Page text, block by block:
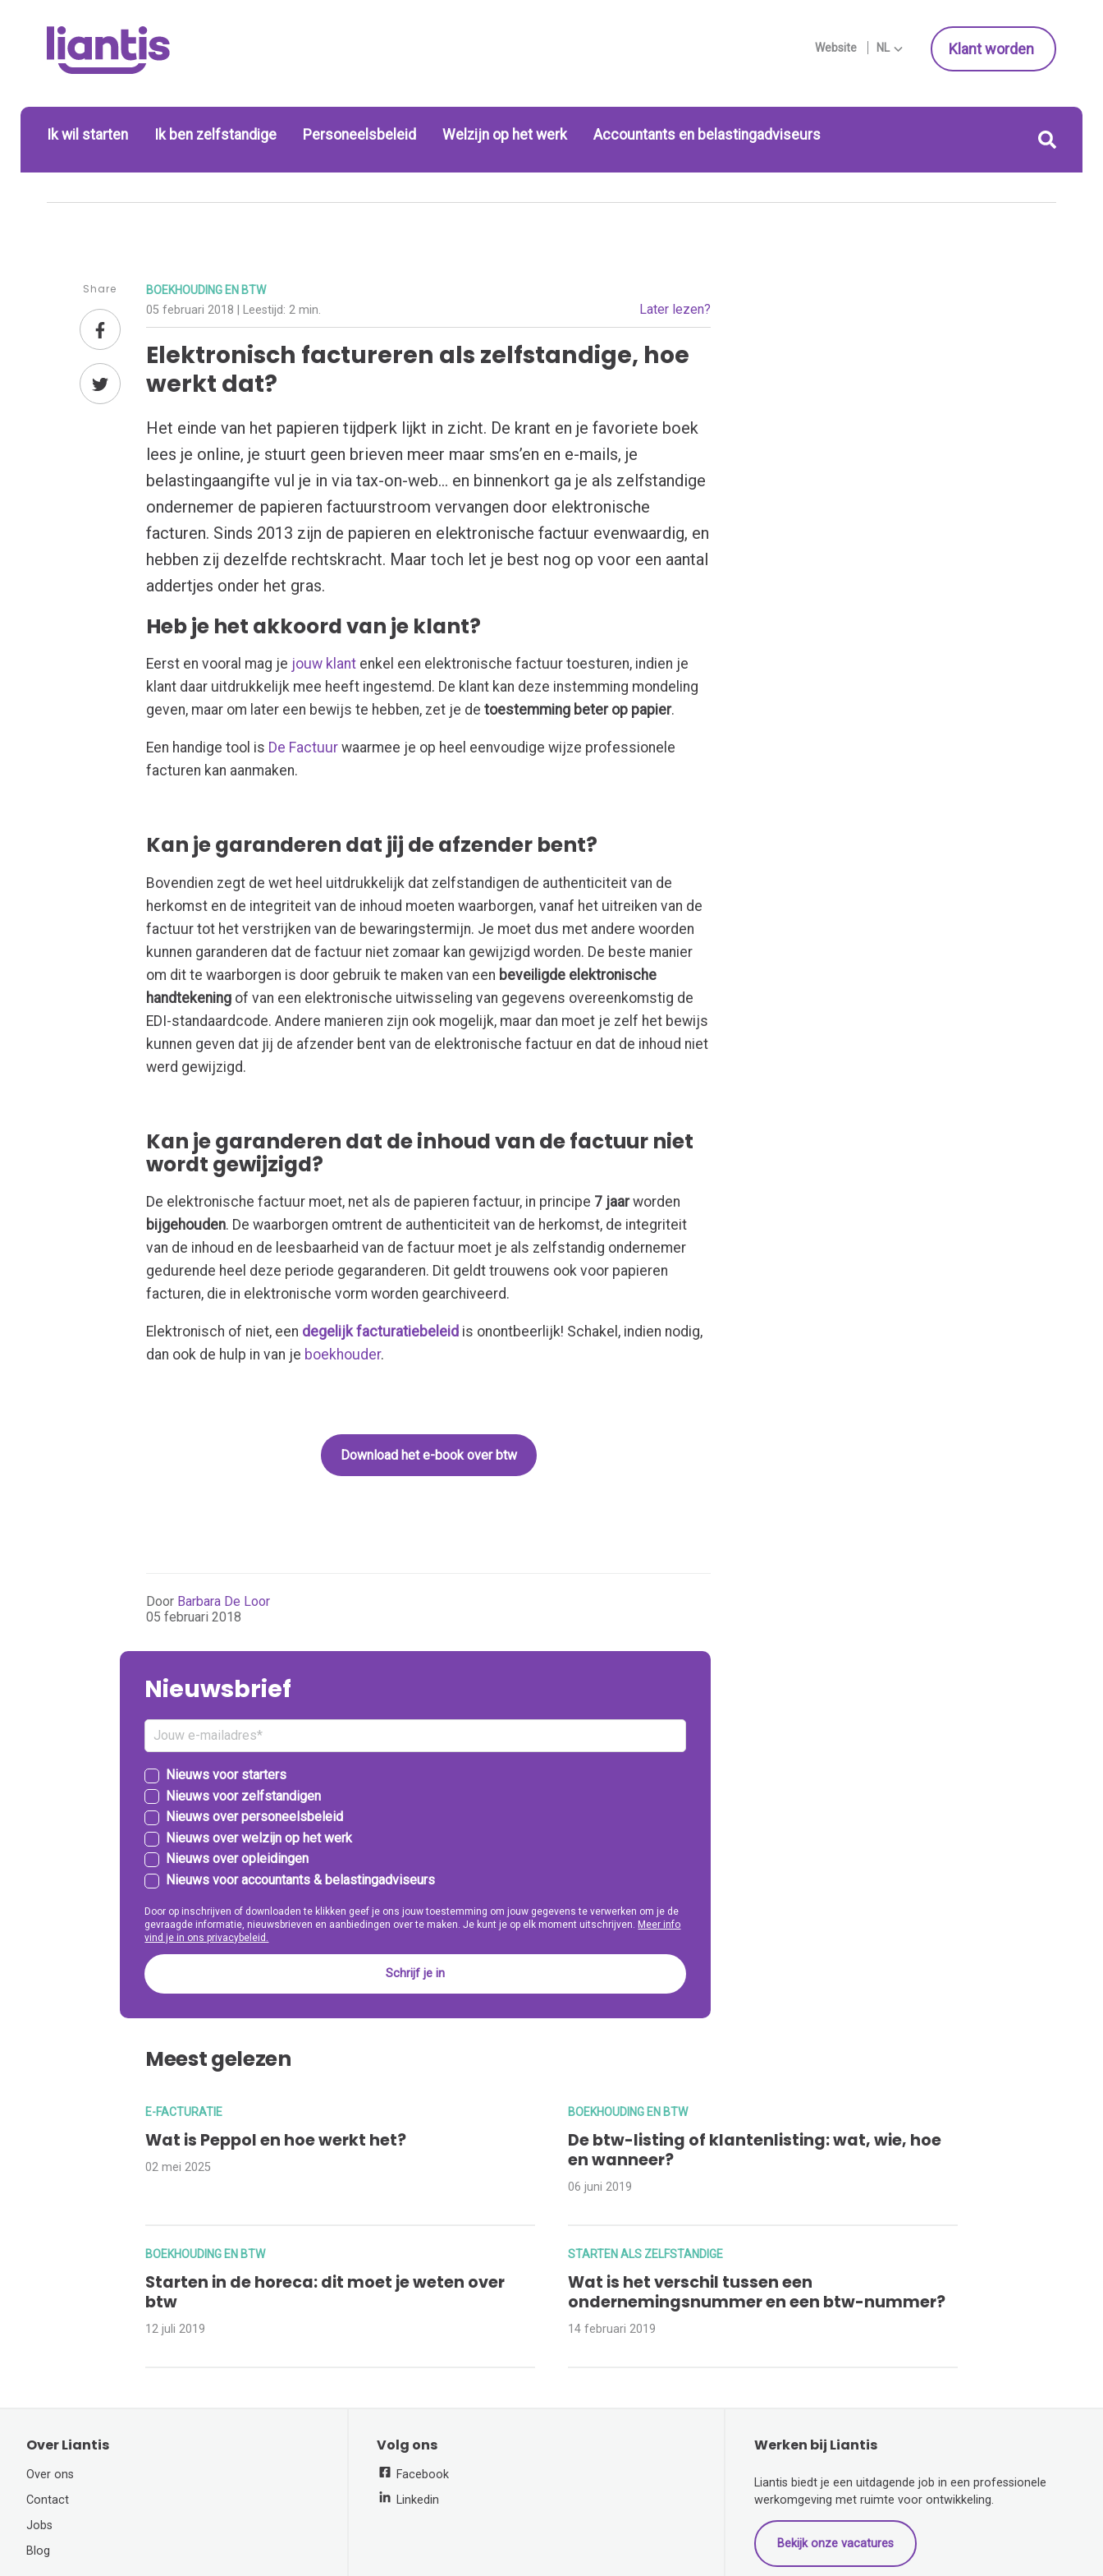
Website NL Klant worden
Ik wil starten Ik ben zelfstandige Personeelsbeleid Welzijn op het werk Accountants en belastingadviseurs
Share BOEKHOUDING EN BTW
05 februari 2018 | Leestijd:2 min. Later lezen?
Elektronisch factureren als zelfstandige, hoe
werkt dat?
Het einde van het papieren tijdperk lijkt in zicht. De krant en je favoriete boek
lees je online, je stuurt geen brieven meer maar sms’en en e-mails, je
belastingaangifte vul je in via tax-on-web… en binnenkort ga je als zelfstandige
ondernemer de papieren factuurstroom vervangen door elektronische
facturen. Sinds 2013 zijn de papieren en elektronische factuur evenwaardig, en
hebben zij dezelfde rechtskracht. Maar toch let je best nog op voor een aantal
addertjes onder het gras.
Heb je het akkoord van je klant?
Eerst en vooral mag je jouw klant enkel een elektronische factuur toesturen, indien je
klant daar uitdrukkelijk mee heeft ingestemd. De klant kan deze instemming mondeling
geven, maar om later een bewijs te hebben, zet je detoestemming beter op papier.
Een handige tool is De Factuur waarmee je op heel eenvoudige wijze professionele
facturen kan aanmaken.
Kan je garanderen dat jij de afzender bent?
Bovendien zegt de wet heel uitdrukkelijk dat zelfstandigen de authenticiteit van de
herkomst en de integriteit van de inhoud moeten waarborgen, vanaf het uitreiken van de
factuur tot het verstrijken van de bewaringstermijn. Je moet dus met andere woorden
kunnen garanderen dat de factuur niet zomaar kan gewijzigd worden. De beste manier
om dit te waarborgen is door gebruik te maken van een beveiligde elektronische
handtekening of van een elektronische uitwisseling van gegevens overeenkomstig de
EDI-standaardcode. Andere manieren zijn ook mogelijk, maar dan moet je zelf het bewijs
kunnen geven dat jij de afzender bent van de elektronische factuur en dat de inhoud niet
werd gewijzigd.
Kan je garanderen dat de inhoud van de factuur niet
wordt gewijzigd?
De elektronische factuur moet, net als de papieren factuur, in principe 7 jaarworden
bijgehouden. De waarborgen omtrent de authenticiteit van de herkomst, de integriteit
van de inhoud en de leesbaarheid van de factuur moet je als zelfstandig ondernemer
gedurende heel deze periode gegaranderen. Dit geldt trouwens ook voor papieren
facturen, die in elektronische vorm worden gearchiveerd.
Elektronisch of niet, een degelijk facturatiebeleid is onontbeerlijk! Schakel, indien nodig,
dan ook de hulp in van je boekhouder.
Download het e-book over btw
Door Barbara De Loor
05 februari 2018
Nieuwsbrief
Nieuws voor starters
Nieuws voor zelfstandigen
Nieuws over personeelsbeleid
Nieuws over welzijn op het werk
Nieuws over opleidingen
Nieuws voor accountants & belastingadviseurs
Door op inschrijven of downloaden te klikken geef je ons jouw toestemming om jouw gegevens te verwerken om je de
gevraagde informatie, nieuwsbrieven en aanbiedingen over te maken. Je kunt je op elk moment uitschrijven. Meer info
vind je in ons privacybeleid.
Meest gelezen
E-FACTURATIE
Wat is Peppol en hoe werkt het?
02 mei 2025
BOEKHOUDING EN BTW
De btw-listing of klantenlisting: wat, wie, hoe
en wanneer?
06 juni 2019
BOEKHOUDING EN BTW
Starten in de horeca: dit moet je weten over
btw
12 juli 2019
STARTEN ALS ZELFSTANDIGE
Wat is het verschil tussen een
ondernemingsnummer en een btw-nummer?
14 februari 2019
Over Liantis
Over ons
Contact
Jobs
Blog
Volg ons
Facebook
Linkedin
Werken bij Liantis
Liantis biedt je een uitdagende job in een professionele
werkomgeving met ruimte voor ontwikkeling.
Bekijk onze vacatures